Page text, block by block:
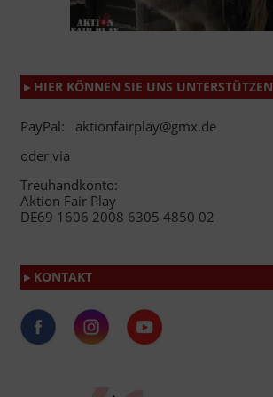
▸ HIER KÖNNEN SIE UNS UNTERSTÜTZEN
PayPal: aktionfairplay@gmx.de
oder via
Treuhandkonto:
Aktion Fair Play
DE69 1606 2008 6305 4850 02
▸ KONTAKT